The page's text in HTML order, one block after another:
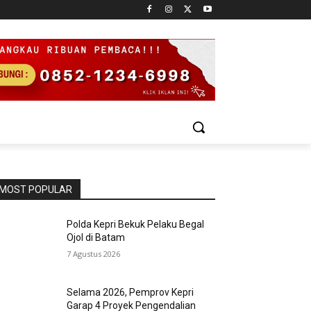
POPULAR
Polda Kepri Bekuk Pelaku Begal
Ojol di Batam
7 Agustus 2026
Selama 2026, Pemprov Kepri
Garap 4 Proyek Pengendalian